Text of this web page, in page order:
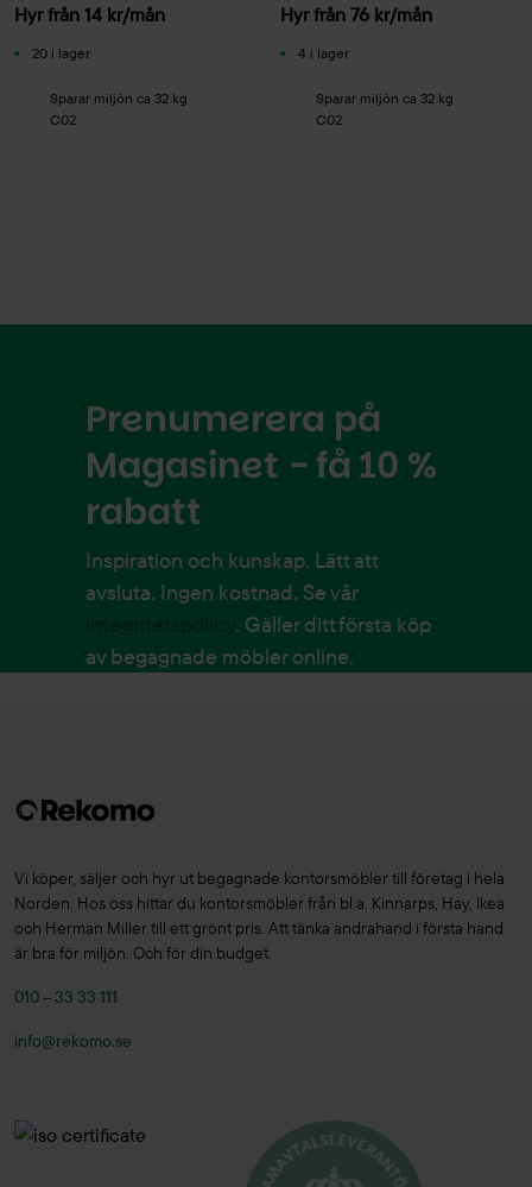
Hyr från 14 kr/mån
20 i lager
Sparar miljön ca 32 kg
C02
Hyr från 76 kr/mån
4 i lager
Sparar miljön ca 32 kg
C02
Prenumerera på
Magasinet - få 10 %
rabatt
Inspiration och kunskap. Lätt att
avsluta. Ingen kostnad. Se vår
. Gäller ditt första köp
av begagnade möbler online.
Vi köper, säljer och hyr ut begagnade kontorsmöbler till företag i hela
Norden. Hos oss hittar du kontorsmöbler från bl.a. Kinnarps, Hay, Ikea
och Herman Miller till ett grönt pris. Att tänka andrahand i första hand
är bra för miljön. Och för din budget.
010 – 33 33 111
info@rekomo.se